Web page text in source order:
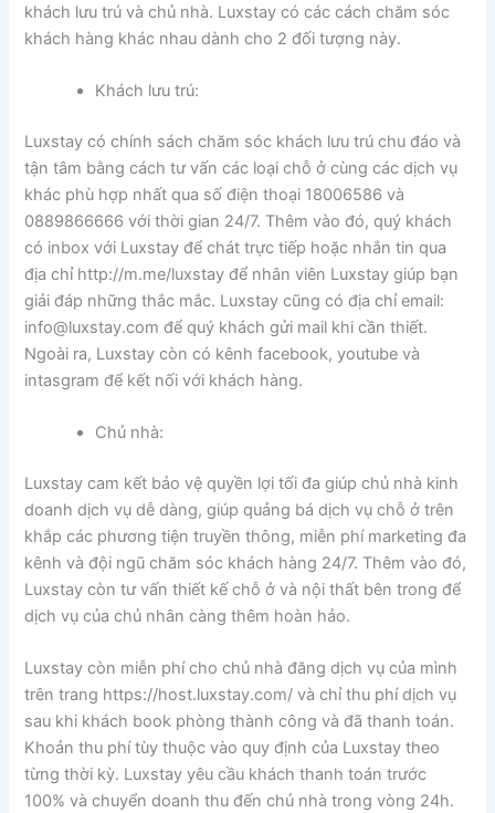
khách lưu trú và chủ nhà. Luxstay có các cách chăm sóc
khách hàng khác nhau dành cho 2 đối tượng này.
Khách lưu trú:
Luxstay có chính sách chăm sóc khách lưu trú chu đáo và
tận tâm bằng cách tư vấn các loại chỗ ở cùng các dịch vụ
khác phù hợp nhất qua số điện thoại 18006586 và
0889866666 với thời gian 24/7. Thêm vào đó, quý khách
có inbox với Luxstay để chát trực tiếp hoặc nhắn tin qua
địa chỉ http://m.me/luxstay để nhân viên Luxstay giúp bạn
giải đáp những thắc mắc. Luxstay cũng có địa chỉ email:
info@luxstay.com để quý khách gửi mail khi cần thiết.
Ngoài ra, Luxstay còn có kênh facebook, youtube và
intasgram để kết nối với khách hàng.
Chủ nhà:
Luxstay cam kết bảo vệ quyền lợi tối đa giúp chủ nhà kinh
doanh dịch vụ dễ dàng, giúp quảng bá dịch vụ chỗ ở trên
khắp các phương tiện truyền thông, miễn phí marketing đa
kênh và đội ngũ chăm sóc khách hàng 24/7. Thêm vào đó,
Luxstay còn tư vấn thiết kế chỗ ở và nội thất bên trong để
dịch vụ của chủ nhân càng thêm hoàn hảo.
Luxstay còn miễn phí cho chủ nhà đăng dịch vụ của mình
trên trang https://host.luxstay.com/ và chỉ thu phí dịch vụ
sau khi khách book phòng thành công và đã thanh toán.
Khoản thu phí tùy thuộc vào quy định của Luxstay theo
từng thời kỳ. Luxstay yêu cầu khách thanh toán trước
100% và chuyển doanh thu đến chủ nhà trong vòng 24h.